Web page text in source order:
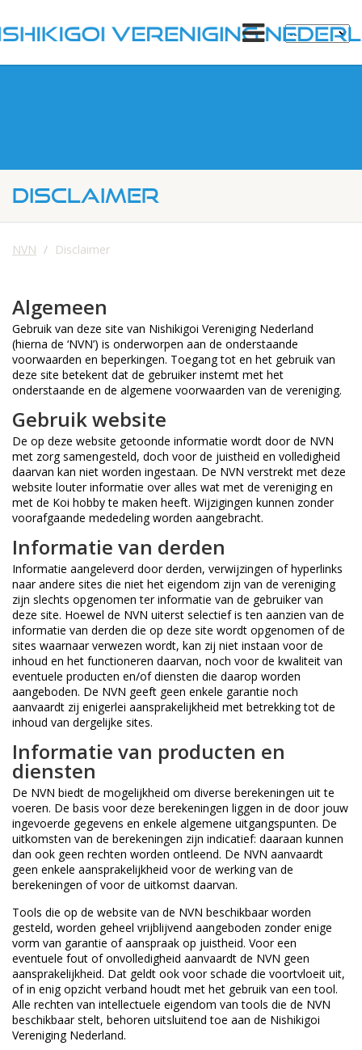
DISCLAIMER
NVN Disclaimer
Algemeen
Gebruik van deze site van Nishikigoi Vereniging Nederland
(hierna de ‘NVN’) is onderworpen aan de onderstaande
voorwaarden en beperkingen. Toegang tot en het gebruik van
deze site betekent dat de gebruiker instemt met het
onderstaande en de algemene voorwaarden van de vereniging.
Gebruik website
De op deze website getoonde informatie wordt door de NVN
met zorg samengesteld, doch voor de juistheid en volledigheid
daarvan kan niet worden ingestaan. De NVN verstrekt met deze
website louter informatie over alles wat met de vereniging en
met de Koi hobby te maken heeft. Wijzigingen kunnen zonder
voorafgaande mededeling worden aangebracht.
Informatie van derden
Informatie aangeleverd door derden, verwijzingen of hyperlinks
naar andere sites die niet het eigendom zijn van de vereniging
zijn slechts opgenomen ter informatie van de gebruiker van
deze site. Hoewel de NVN uiterst selectief is ten aanzien van de
informatie van derden die op deze site wordt opgenomen of de
sites waarnaar verwezen wordt, kan zij niet instaan voor de
inhoud en het functioneren daarvan, noch voor de kwaliteit van
eventuele producten en/of diensten die daarop worden
aangeboden. De NVN geeft geen enkele garantie noch
aanvaardt zij enigerlei aansprakelijkheid met betrekking tot de
inhoud van dergelijke sites.
Informatie van producten en
diensten
De NVN biedt de mogelijkheid om diverse berekeningen uit te
voeren. De basis voor deze berekeningen liggen in de door jouw
ingevoerde gegevens en enkele algemene uitgangspunten. De
uitkomsten van de berekeningen zijn indicatief: daaraan kunnen
dan ook geen rechten worden ontleend. De NVN aanvaardt
geen enkele aansprakelijkheid voor de werking van de
berekeningen of voor de uitkomst daarvan.
Tools die op de website van de NVN beschikbaar worden
gesteld, worden geheel vrijblijvend aangeboden zonder enige
vorm van garantie of aanspraak op juistheid. Voor een
eventuele fout of onvolledigheid aanvaardt de NVN geen
aansprakelijkheid. Dat geldt ook voor schade die voortvloeit uit,
of in enig opzicht verband houdt met het gebruik van een tool.
Alle rechten van intellectuele eigendom van tools die de NVN
beschikbaar stelt, behoren uitsluitend toe aan de Nishikigoi
Vereniging Nederland.